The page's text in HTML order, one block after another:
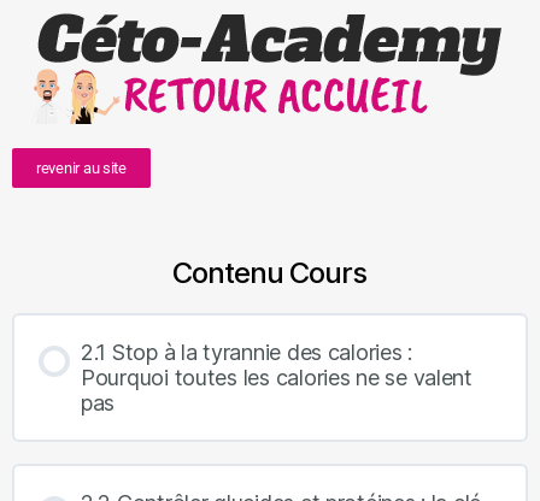
revenir au site
Contenu Cours
2.1 Stop à la tyrannie des calories :
Pourquoi toutes les calories ne se valent
pas